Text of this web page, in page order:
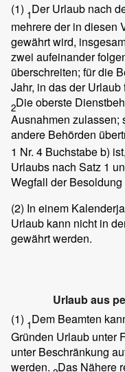
(1) 1Der Urlaub nach
mehrere der in diesen
gewährt wird,
zwei aufeinander
überschreiten; für die
Jahr, in das der
2Die oberste
Ausnahmen zulassen;
andere Behörden
1 Nr. 4 Buchstabe b)
Urlaubs nach Satz 1
Wegfall der
(2) In einem
Urlaub kann nicht in
gewährt werden.
Urlaub aus
(1) 1Dem Beamten
Gründen Urlaub unter
unter Beschränkung
werden. Das Nähere